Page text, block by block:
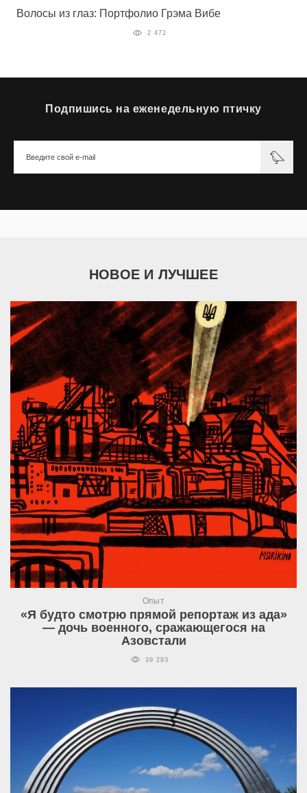
Волосы из глаз: Портфолио Грэма Вибе
2 472
Подпишись на еженедельную птичку
НОВОЕ И ЛУЧШЕЕ
Опыт
«Я будто смотрю прямой репортаж из ада»
— дочь военного, сражающегося на
Азовстали
39 293